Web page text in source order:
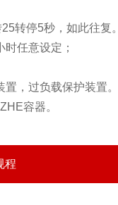
25转停5秒，如此往复
时任意设定；
置，过负载保护装置。
ZHE容器。
程